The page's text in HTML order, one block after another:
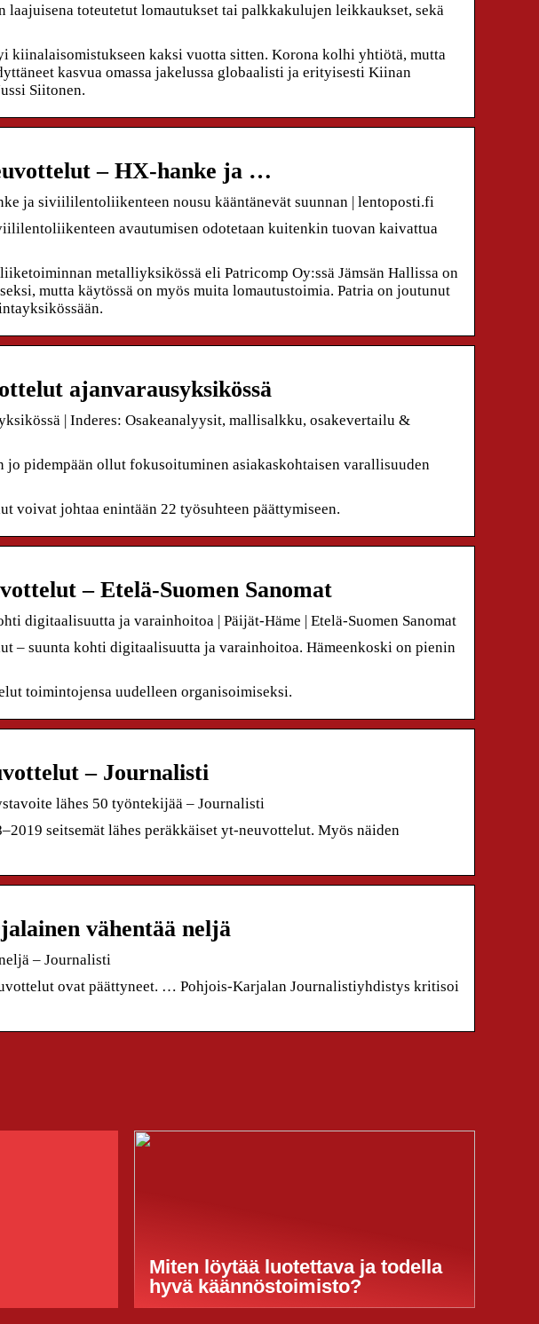
toteutetut lomautukset tai palkkakulujen leikkaukset, sekä
kiinalaisomistukseen kaksi vuotta sitten. Korona kolhi yhtiötä, mutta
kasvua omassa jakelussa globaalisti ja erityisesti Kiinan
Siitonen.
– HX-hanke ja …
ja siviililentoliikenteen nousu kääntänevät suunnan | lentoposti.fi
avautumisen odotetaan kuitenkin tuovan kaivattua
metalliyksikössä eli Patricomp Oy:ssä Jämsän Hallissa on
mutta käytössä on myös muita lomautustoimia. Patria on joutunut
ajanvarausyksikössä
| Inderes: Osakeanalyysit, mallisalkku, osakevertailu &
pidempään ollut fokusoituminen asiakaskohtaisen varallisuuden
voivat johtaa enintään 22 työsuhteen päättymiseen.
– Etelä-Suomen Sanomat
digitaalisuutta ja varainhoitoa | Päijät-Häme | Etelä-Suomen Sanomat
– suunta kohti digitaalisuutta ja varainhoitoa. Hämeenkoski on pienin
toimintojensa uudelleen organisoimiseksi.
– Journalisti
lähes 50 työntekijää – Journalisti
seitsemät lähes peräkkäiset yt-neuvottelut. Myös näiden
vähentää neljä
– Journalisti
ovat päättyneet. … Pohjois-Karjalan Journalistiyhdistys kritisoi
Miten löytää luotettava ja todella
hyvä käännöstoimisto?